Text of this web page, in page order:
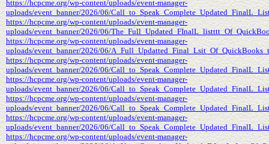
https://hcpcme.org/wp-content/uploads/event-manager-
uploads/event_banner/2026/06/
https://hcpcme.org/wp-content/uploads/event-manager-
uploads/event_banner/2026/06/
https://hcpcme.org/wp-content/uploads/event-manager-
uploads/event_banner/2026/06/
https://hcpcme.org/wp-content/uploads/event-manager-
uploads/event_banner/2026/06/
https://hcpcme.org/wp-content/uploads/event-manager-
uploads/event_banner/2026/06/
https://hcpcme.org/wp-content/uploads/event-manager-
uploads/event_banner/2026/06/
https://hcpcme.org/wp-content/uploads/event-manager-
uploads/event_banner/2026/06/
https://hcpcme.org/wp-content/uploads/event-manager-